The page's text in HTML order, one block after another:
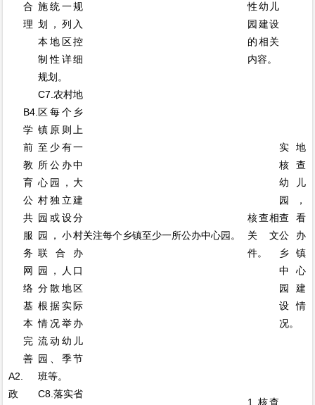
A2.
政
合
理
施统一规
划，列入
本地区控
制性详细
规划。
性幼儿
园建设
的相关
内容。
B4.
学
前
教
育
公
共
服
务
网
络
基
本
完
善
C7.农村地
区每个乡
镇原则上
至少有一
所公办中
心园，大
村独立建
园或设分
园，小村
联合办
园，人口
分散地区
根据实际
情况举办
流动幼儿
园、季节
班等。
关注每个乡镇至少一所公办中心园。
核查相
关文
件。
实地
核查
幼儿
园，
查看
公办
乡镇
中心
园建
设情
况。
C8.落实省
1.核查